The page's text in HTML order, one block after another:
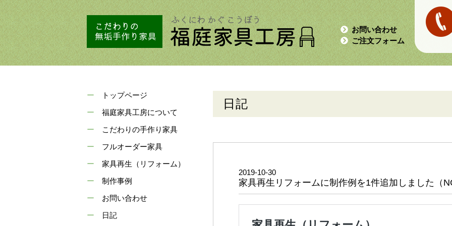
お問い合わせ
ご注文フォーム
トップページ
福庭家具工房について
こだわりの手作り家具
フルオーダー家具
家具再生（リフォーム）
制作事例
お問い合わせ
日記
日記
2019-10-30
家具再生リフォームに制作例を1件追加しました（